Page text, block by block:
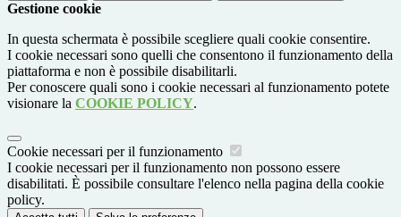
Gestione cookie
In questa schermata è possibile scegliere quali cookie consentire.
I cookie necessari sono quelli che consentono il funzionamento della
piattaforma e non è possibile disabilitarli.
Per conoscere quali sono i cookie necessari al funzionamento potete
visionare la COOKIE POLICY.
Cookie necessari per il funzionamento
I cookie necessari per il funzionamento non possono essere
disabilitati. È possibile consultare l'elenco nella pagina della cookie
policy.